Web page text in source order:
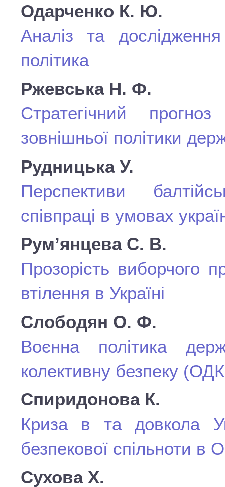
Одарченко К. Ю.
Аналіз та
політика
Ржевська Н. Ф.
Стратегічний
зовнішньої політики
Рудницька У.
Перспективи
співпраці в умовах
Рум’янцева С. В.
Прозорість виборчого
втілення в Україні
Слободян О. Ф.
Воєнна політика
колективну безпеку
Спиридонова К.
Криза в та довкола
безпекової спільноти в
Сухова Х.